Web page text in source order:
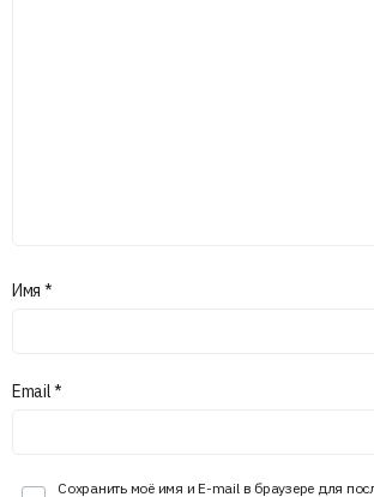
Имя *
Email*
Сохранить моё имя и E-mail в браузере для